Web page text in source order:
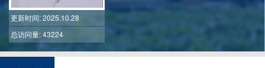
更新时间: 2025.10.28
总访问量: 43224